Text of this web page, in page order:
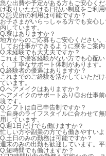
急な出費や予定がある方もご安心く
け取りいただける日払い制度をご利用
Q.託児所の利用は可能ですか？
お子さまがいらっしゃる方でも安心
内しています。
Q.寮はありますか？
地方からのご応募もご安心ください
してお仕事ができるように寮をご案内
Q.未経験でも大丈夫ですか？
これまで接客経験がない方でも心配
く、丁寧なサポート体制があります。
Q.経験者の優遇はありますか？
これまでのご経験を活かしていただ
ています。
Q.ヘアメイクはありますか？
ヘアメイクのサポートあり◎お仕事
境です。
Q.シフトは自己申告制ですか？
ご自身のライフスタイルに合わせて
用しています。
Q.週1日だけでも働けますか？
忙しい方や副業の方でも働きやすい
Q.土日のみの勤務は可能ですか？
週末のみの出勤も歓迎しています。
Q.短時間でも働けますか？